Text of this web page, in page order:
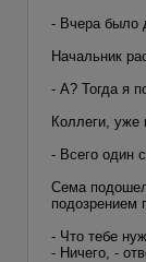
- Вчера было
Начальник
- А? Тогда я
Коллеги, уже
- Всего один
Сема
подозрением
- Что тебе
- Ничего, -